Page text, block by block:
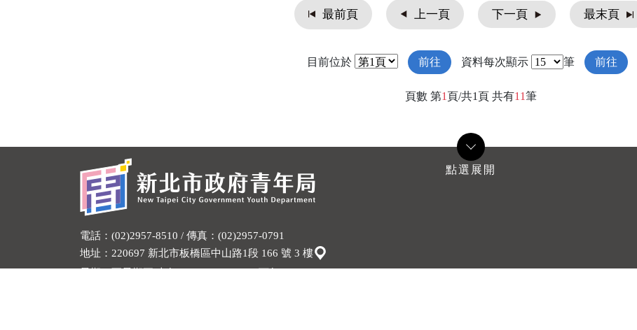
最前頁 上一頁 下一頁 最末頁
目前位於 前往 資料每次顯示 筆 前往
頁數 第1 頁/共1頁 共有11筆
電話：(02)2957-8510 / 傳真：(02)2957-0791
地址：220697 新北市板橋區中山路1段 166 號 3 樓
星期一至星期五 上午9：00～12：00；下午1：30～5：30